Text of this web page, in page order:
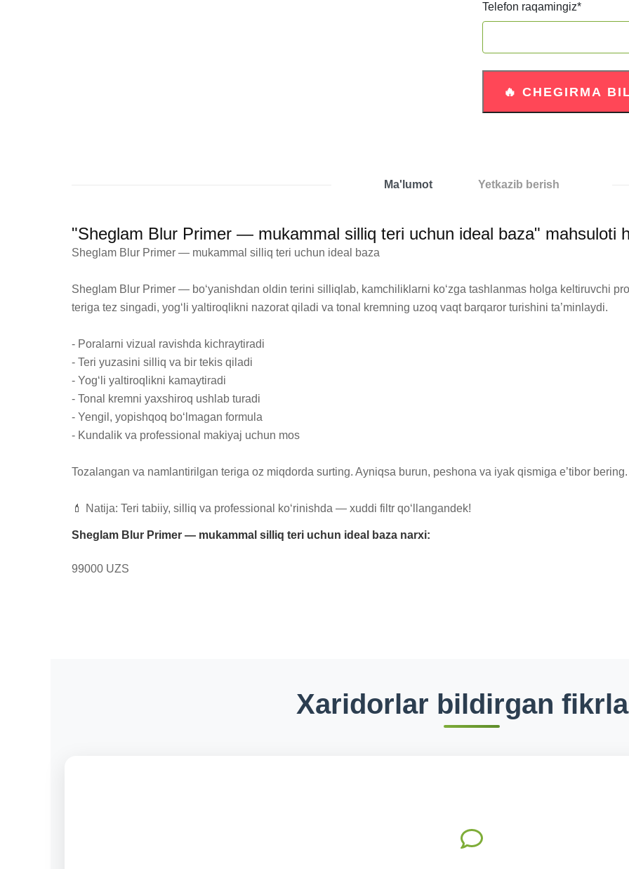
Telefon raqamingiz*
Ma'lumot Yetkazib berish
"Sheglam Blur Primer — mukammal silliq teri uchun ideal baza" mahsuloti
Sheglam Blur Primer — mukammal silliq teri uchun ideal baza
Sheglam Blur Primer — bo‘yanishdan oldin terini silliqlab, kamchiliklarni ko‘zga tashlanmas holga keltiruvchi
teriga tez singadi, yog‘li yaltiroqlikni nazorat qiladi va tonal kremning uzoq vaqt barqaror turishini ta’minlaydi.
- Poralarni vizual ravishda kichraytiradi
- Teri yuzasini silliq va bir tekis qiladi
- Yog‘li yaltiroqlikni kamaytiradi
- Tonal kremni yaxshiroq ushlab turadi
- Yengil, yopishqoq bo‘lmagan formula
- Kundalik va professional makiyaj uchun mos
Tozalangan va namlantirilgan teriga oz miqdorda surting. Ayniqsa burun, peshona va iyak qismiga e’tibor
💄 Natija: Teri tabiiy, silliq va professional ko‘rinishda — xuddi filtr qo‘llangandek!
Sheglam Blur Primer — mukammal silliq teri uchun ideal baza narxi:
99000 UZS
Xaridorlar bildirgan